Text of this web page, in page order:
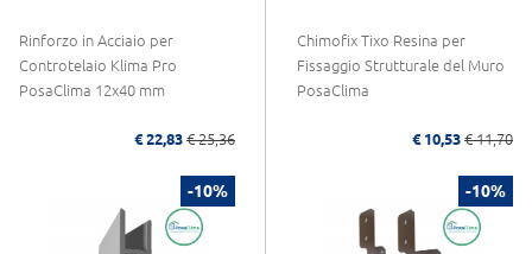
Rinforzo in Acciaio per
Controtelaio Klima Pro
PosaClima 12x40 mm
€ 22,83 € 25,36
Chimofix Tixo Resina per
Fissaggio Strutturale del Muro
PosaClima
€ 10,53 € 11,70
-10% -10%